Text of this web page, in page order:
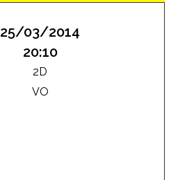
25/03/2014
20:10
2D
VO